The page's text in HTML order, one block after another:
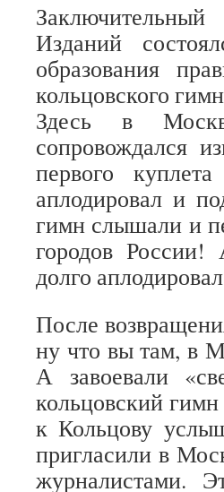
Изданий
образования
кольцовского
Здесь в
сопровождался
первого
аплодировал и
гимн слышали и
городов
долго
После
ну что вы там, в
А завоевали
кольцовский
к Кольцову
пригласили в
журналистами.